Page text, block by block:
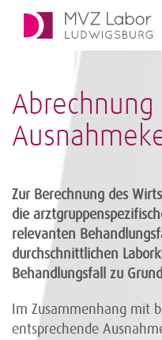
Abrechnung
Zur Berechnung des
die
relevanten
durchschnittlichen
Behandlungsfall zu
Im Zusammenhang mit
entsprechende